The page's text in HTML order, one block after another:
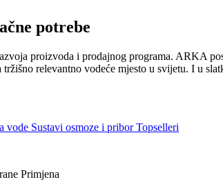
potrebe
proizvoda i prodajnog programa. ARKA
relevantno vodeće mjesto u svijetu. I u
vode Sustavi osmoze i pribor Topselleri
Primjena